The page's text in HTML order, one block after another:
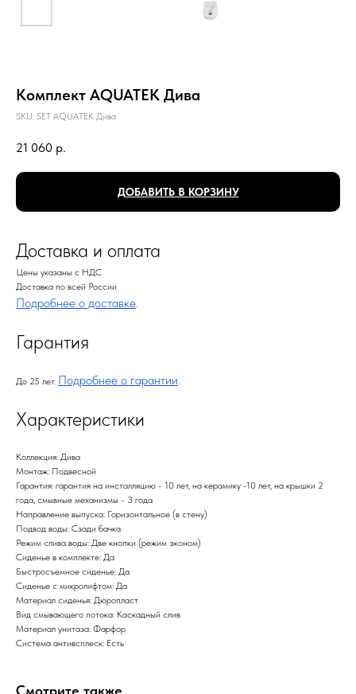
Комплект AQUATEK Дива
SKU: SET AQUATEK Дива
21 060 р.
ДОБАВИТЬ В КОРЗИНУ
Доставка и оплата
Цены указаны с НДС
Доставка по всей России
Подробнее о доставке.
Гарантия
До 25 лет. Подробнее о гарантии.
Характеристики
Коллекция: Дива
Монтаж: Подвесной
Гарантия: гарантия на инсталляцию - 10 лет, на керамику -10 лет, на крышки 2
года, смывные механизмы - 3 года
Направление выпуска: Горизонтальное (в стену)
Подвод воды: Сзади бачка
Режим слива воды: Две кнопки (режим эконом)
Сиденье в комплекте: Да
Быстросъемное сиденье: Да
Сиденье с микролифтом: Да
Материал сиденья: Дюропласт
Вид смывающего потока: Каскадный слив
Материал унитаза: Фарфор
Система антивсплеск: Есть
Смотрите также